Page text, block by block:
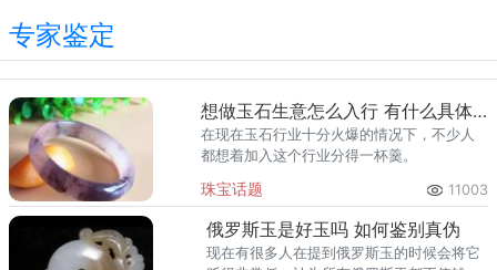
专家鉴定
想做玉石生意怎么入行 有什么具体的门道
在现在玉石行业十分火爆的情况下，不少人
都想着加入这个行业分得一杯羹。
珠宝话题 11003
俄罗斯玉是好玉吗 如何鉴别真伪
现在有很多人在提到俄罗斯玉的时候会将它